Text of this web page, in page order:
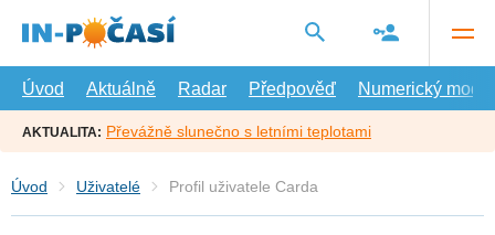
hlavní
Úvod
Aktuálně Radar Předpověď Numerický model
AKTUALITA: Převážně slunečno s letními teplotami
Úvod Uživatelé Profil uživatele Carda